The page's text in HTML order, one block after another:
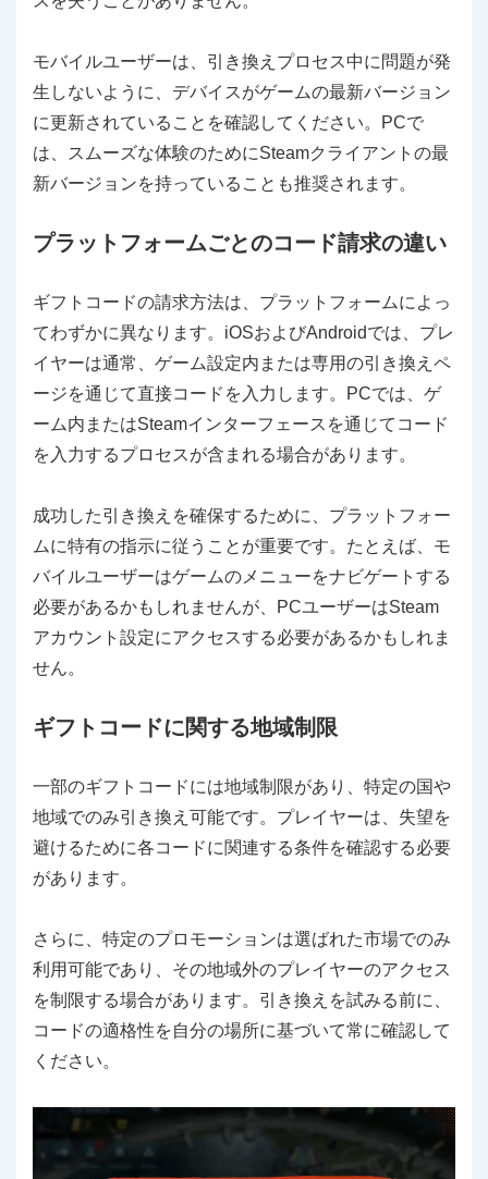
モバイルユーザーは、引き換えプロセス中に問題が発
生しないように、デバイスがゲームの最新バージョン
に更新されていることを確認してください。PCで
は、スムーズな体験のためにSteamクライアントの最
新バージョンを持っていることも推奨されます。
プラットフォームごとのコード請求の違い
ギフトコードの請求方法は、プラットフォームによっ
てわずかに異なります。iOSおよびAndroidでは、プレ
イヤーは通常、ゲーム設定内または専用の引き換えペ
ージを通じて直接コードを入力します。PCでは、ゲ
ーム内またはSteamインターフェースを通じてコード
を入力するプロセスが含まれる場合があります。
成功した引き換えを確保するために、プラットフォー
ムに特有の指示に従うことが重要です。たとえば、モ
バイルユーザーはゲームのメニューをナビゲートする
必要があるかもしれませんが、PCユーザーはSteam
アカウント設定にアクセスする必要があるかもしれま
せん。
ギフトコードに関する地域制限
一部のギフトコードには地域制限があり、特定の国や
地域でのみ引き換え可能です。プレイヤーは、失望を
避けるために各コードに関連する条件を確認する必要
があります。
さらに、特定のプロモーションは選ばれた市場でのみ
利用可能であり、その地域外のプレイヤーのアクセス
を制限する場合があります。引き換えを試みる前に、
コードの適格性を自分の場所に基づいて常に確認して
ください。